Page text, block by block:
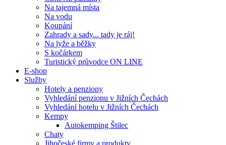
Na tajemná místa
Na vodu
Koupání
Zahrady a sady... tady je ráj!
Na lyže a běžky
S kočárkem
Turistický průvodce ON LINE
E-shop
Služby
Hotely a penziony
Vyhledání penzionu v Jižních Čechách
Vyhledání hotelu v Jižních Čechách
Kempy
Autokemping Štilec
Chaty
Jihočeské firmy a produkty